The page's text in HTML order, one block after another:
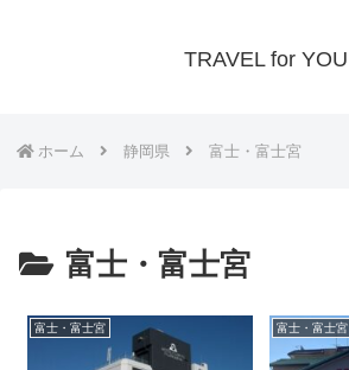
TRAVEL for YOU
ホーム 静岡県 富士・富士宮
富士・富士宮
富士・富士宮 富士・富士宮